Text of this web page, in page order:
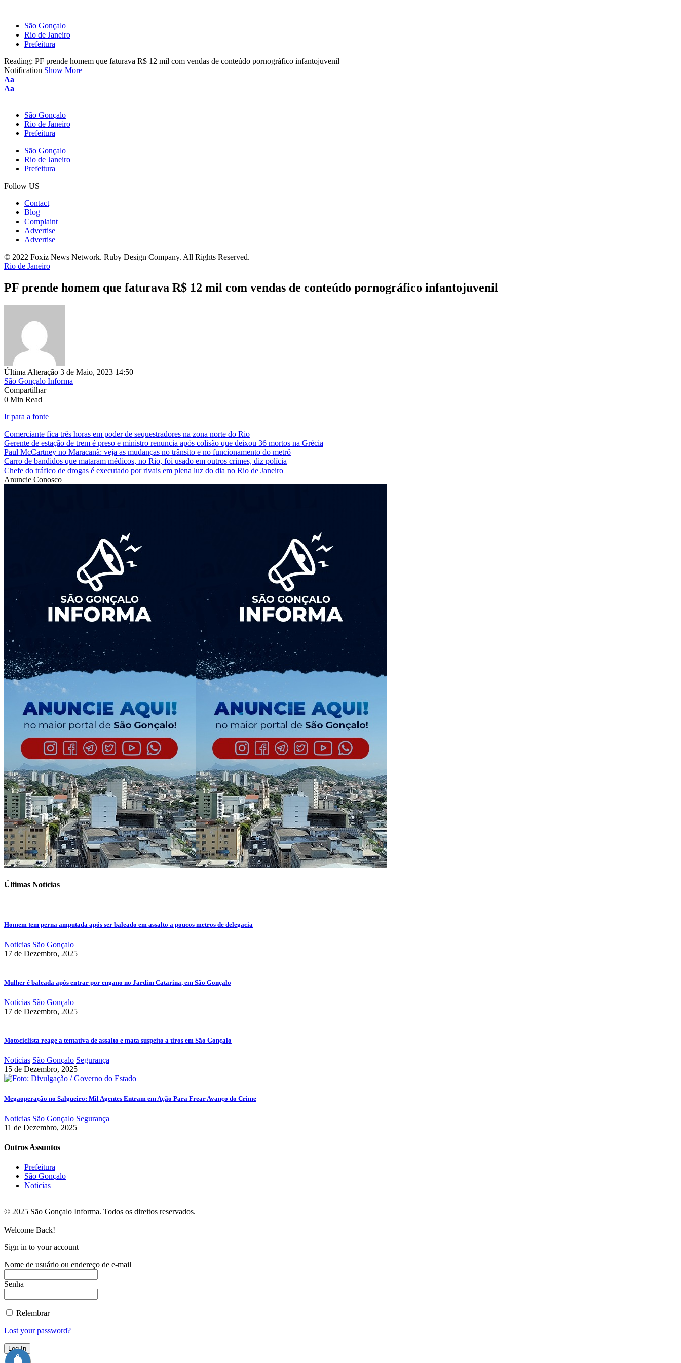
São Gonçalo
Rio de Janeiro
Prefeitura
Reading: PF prende homem que faturava R$ 12 mil com vendas de conteúdo pornográfico infantojuvenil
Notification Show More
Aa
Aa
São Gonçalo
Rio de Janeiro
Prefeitura
São Gonçalo
Rio de Janeiro
Prefeitura
Follow US
Contact
Blog
Complaint
Advertise
Advertise
© 2022 Foxiz News Network. Ruby Design Company. All Rights Reserved.
Rio de Janeiro
PF prende homem que faturava R$ 12 mil com vendas de conteúdo pornográfico infantojuvenil
Última Alteração 3 de Maio, 2023 14:50
São Gonçalo Informa
Compartilhar
0 Min Read
Ir para a fonte
Comerciante fica três horas em poder de sequestradores na zona norte do Rio
Gerente de estação de trem é preso e ministro renuncia após colisão que deixou 36 mortos na Grécia
Paul McCartney no Maracanã: veja as mudanças no trânsito e no funcionamento do metrô
Carro de bandidos que mataram médicos, no Rio, foi usado em outros crimes, diz polícia
Chefe do tráfico de drogas é executado por rivais em plena luz do dia no Rio de Janeiro
Anuncie Conosco
Últimas Notícias
Homem tem perna amputada após ser baleado em assalto a poucos metros de delegacia
Noticias São Gonçalo
17 de Dezembro, 2025
Mulher é baleada após entrar por engano no Jardim Catarina, em São Gonçalo
Noticias São Gonçalo
17 de Dezembro, 2025
Motociclista reage a tentativa de assalto e mata suspeito a tiros em São Gonçalo
Noticias São Gonçalo Segurança
15 de Dezembro, 2025
Megaoperação no Salgueiro: Mil Agentes Entram em Ação Para Frear Avanço do Crime
Noticias São Gonçalo Segurança
11 de Dezembro, 2025
Outros Assuntos
Prefeitura
São Gonçalo
Noticias
© 2025 São Gonçalo Informa. Todos os direitos reservados.
Welcome Back!
Sign in to your account
Nome de usuário ou endereço de e-mail
Senha
Relembrar
Lost your password?